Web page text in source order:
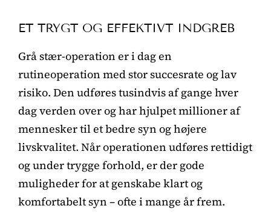
ET TRYGT OG EFFEKTIVT INDGREB
Grå stær-operation er i dag en
rutineoperation med stor succesrate og lav
risiko. Den udføres tusindvis af gange hver
dag verden over og har hjulpet millioner af
mennesker til et bedre syn og højere
livskvalitet. Når operationen udføres rettidigt
og under trygge forhold, er der gode
muligheder for at genskabe klart og
komfortabelt syn – ofte i mange år frem.